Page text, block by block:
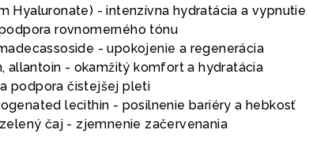
Hyaluronate) - intenzívna hydratácia a vypnutie
rovnomerného tónu
- upokojenie a regenerácia
allantoin - okamžitý komfort a hydratácia
podpora čistejšej pleti
lecithin - posilnenie bariéry a hebkosť
čaj - zjemnenie začervenania